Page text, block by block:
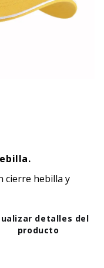
cierre hebilla y
detalles del
producto